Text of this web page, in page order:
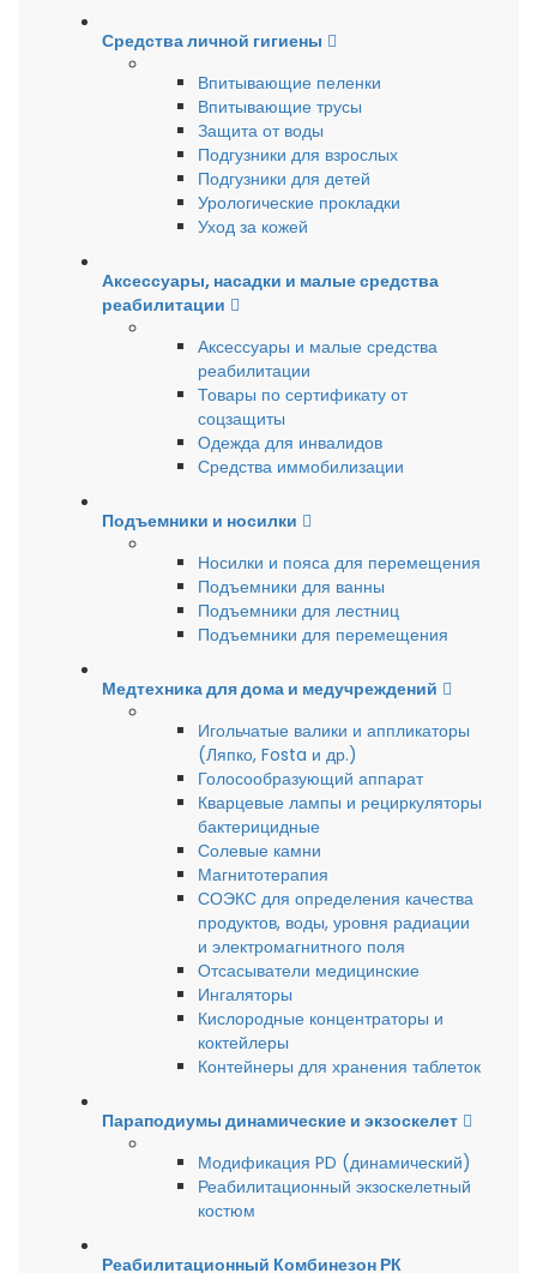
Средства личной гигиены
Впитывающие пеленки
Впитывающие трусы
Защита от воды
Подгузники для взрослых
Подгузники для детей
Урологические прокладки
Уход за кожей
Аксессуары, насадки и малые средства
реабилитации
Аксессуары и малые средства
реабилитации
Товары по сертификату от
соцзащиты
Одежда для инвалидов
Средства иммобилизации
Подъемники и носилки
Носилки и пояса для перемещения
Подъемники для ванны
Подъемники для лестниц
Подъемники для перемещения
Медтехника для дома и медучреждений
Игольчатые валики и аппликаторы
(Ляпко, Fosta и др.)
Голосообразующий аппарат
Кварцевые лампы и рециркуляторы
бактерицидные
Солевые камни
Магнитотерапия
СОЭКС для определения качества
продуктов, воды, уровня радиации
и электромагнитного поля
Отсасыватели медицинские
Ингаляторы
Кислородные концентраторы и
коктейлеры
Контейнеры для хранения таблеток
Параподиумы динамические и экзоскелет
Модификация PD (динамический)
Реабилитационный экзоскелетный
костюм
Реабилитационный Комбинезон РК